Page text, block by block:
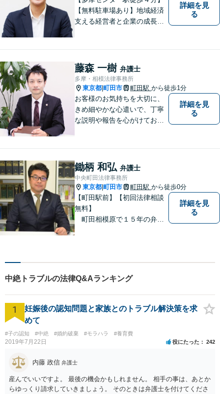
【無料駐車場あり】地域経済
支える経営者と企業の成長を
事故、相続、成年後見、不動
産など幅広く法律問題に対応
しますので、お気軽にご相談
を。
詳細を見
る
藤森 一樹 弁護士
多摩・相模法律事務所
東京都 町田市 町田駅 から徒歩1分
お客様のお気持ちを大切に、
きめ細やかな心遣いで、丁寧
な説明や報告を心がけており
い相手方でもスムーズに解決
にいたします。
詳細を見
る
鋤柄 和弘 弁護士
中央町田法律事務所
東京都 町田市 町田駅 から徒歩0分
【町田駅前】【初回法律相談
無料】
町田相模原で１５年の弁護
判所より司法委員（裁判官に
協力して事件解決を図る補佐
職）に選任されております。
詳細を見
る
中絶トラブルの法律Q&Aランキング
1
妊娠後の認知問題と家族とのトラブル解決策を求
めて
#子の認知 #中絶 #婚約破棄 #モラハラ #養育費
2019年7月22日 役にたった 242
内藤 政信 弁護士
産んでいいですよ。 最後の機会かもしれません。 相手の事は、あとか
らゆっくり請求していきましょう。 そのときは弁護士を付けてくださ